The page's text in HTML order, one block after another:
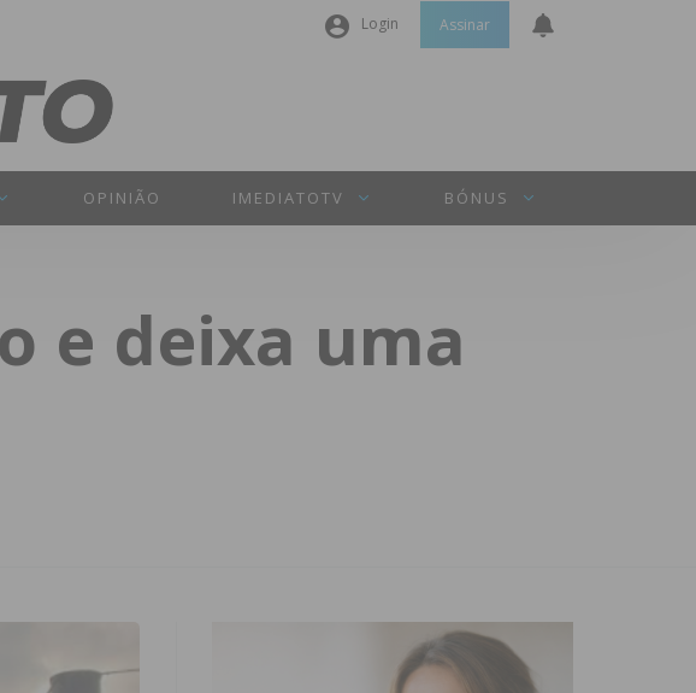
Login
Senha
INICIAR SESSÃO
Assinar
OPINIÃO IMEDIATOTV BÓNUS
e deixa uma